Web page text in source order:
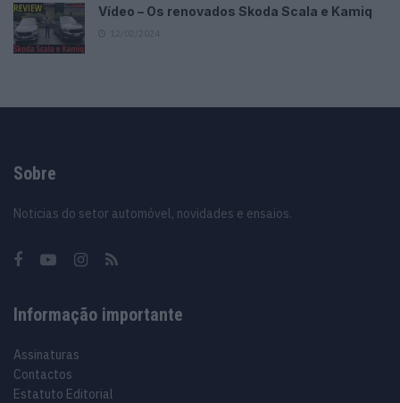
Vídeo – Os renovados Skoda Scala e Kamiq
Sobre
Noticias do setor automóvel, novidades e ensaios.
Informação importante
Assinaturas
Contactos
Estatuto Editorial